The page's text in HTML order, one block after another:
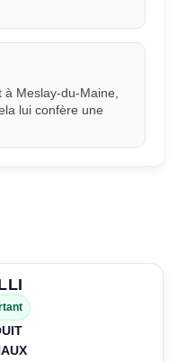
Meslay-du-Maine,
lui confère une